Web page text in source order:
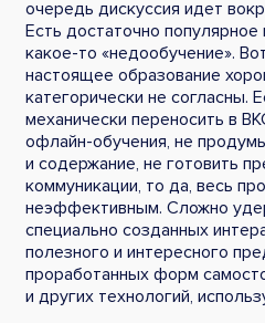
очередь дискуссия идет
Есть достаточно
какое-то «недообучение».
настоящее образование
категорически не согласны.
механически переносить в
офлайн-обучения, не
и содержание, не готовить
коммуникации, то да, весь
неэффективным. Сложно
специально созданных
полезного и интересного
проработанных форм
и других технологий,